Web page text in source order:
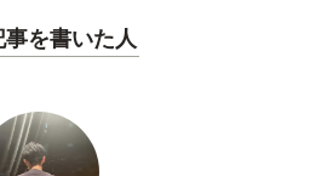
事を書いた人